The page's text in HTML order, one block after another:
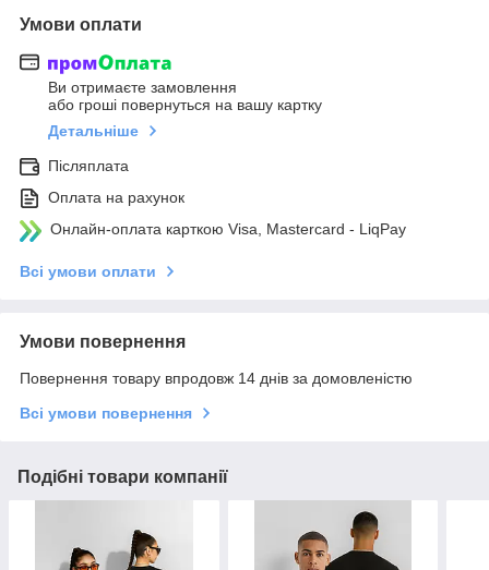
Умови оплати
Ви отримаєте замовлення
або гроші повернуться на вашу картку
Детальніше
Післяплата
Оплата на рахунок
Онлайн-оплата карткою Visa, Mastercard - LiqPay
Всі умови оплати
Умови повернення
Повернення товару впродовж 14 днів за домовленістю
Всі умови повернення
Подібні товари компанії